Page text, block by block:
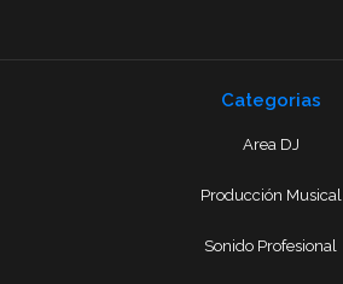
Categorias
Area DJ
Producción Musical
Sonido Profesional